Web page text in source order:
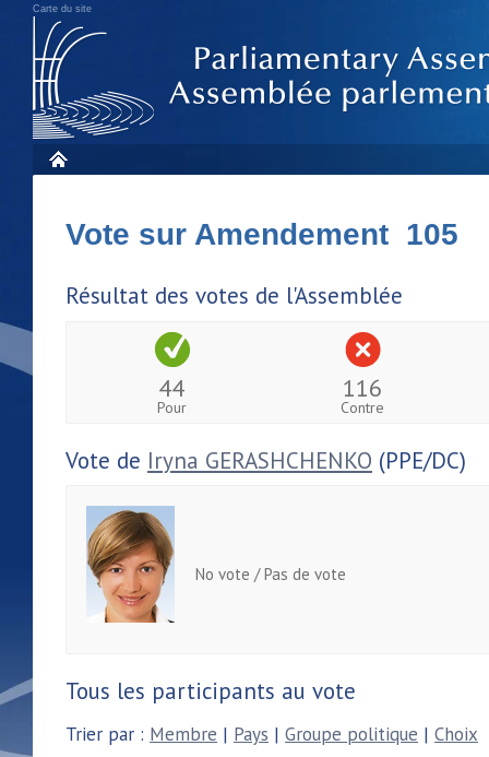
Carte du site
Vote sur Amendement 105
Résultat des votes de l'Assemblée
44
Pour
116
Contre
Vote de Iryna GERASHCHENKO (PPE/DC)
No vote / Pas de vote
Tous les participants au vote
Trier par : Membre | Pays | Groupe politique | Choix